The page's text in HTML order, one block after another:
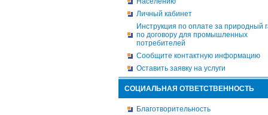
Личный кабинет
Инструкция по оплате за природный
по договору для промышленных
потребителей
Сообщите контактную информацию
Оставить заявку на услуги
СОЦИАЛЬНАЯ ОТВЕТСТВЕННОСТЬ
Благотворительность